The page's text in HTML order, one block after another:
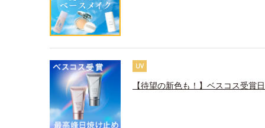
UV
【待望の新色も！】ベスコス受賞